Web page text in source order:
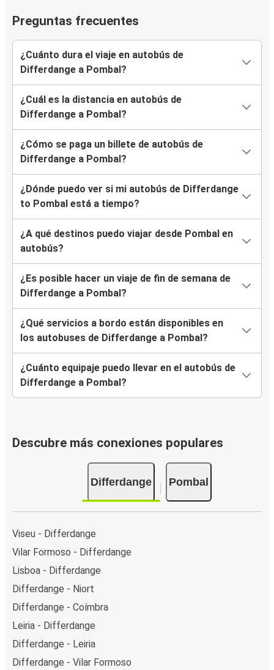
Preguntas frecuentes
¿Cuánto dura el viaje en autobús de
Differdange a Pombal?
¿Cuál es la distancia en autobús de
Differdange a Pombal?
¿Cómo se paga un billete de autobús de
Differdange a Pombal?
¿Dónde puedo ver si mi autobús de Differdange
to Pombal está a tiempo?
¿A qué destinos puedo viajar desde Pombal en
autobús?
¿Es posible hacer un viaje de fin de semana de
Differdange a Pombal?
¿Qué servicios a bordo están disponibles en
los autobuses de Differdange a Pombal?
¿Cuánto equipaje puedo llevar en el autobús de
Differdange a Pombal?
Descubre más conexiones populares
Differdange Pombal
Viseu - Differdange
Vilar Formoso - Differdange
Lisboa - Differdange
Differdange - Niort
Differdange - Coímbra
Leiria - Differdange
Differdange - Leiria
Differdange - Vilar Formoso